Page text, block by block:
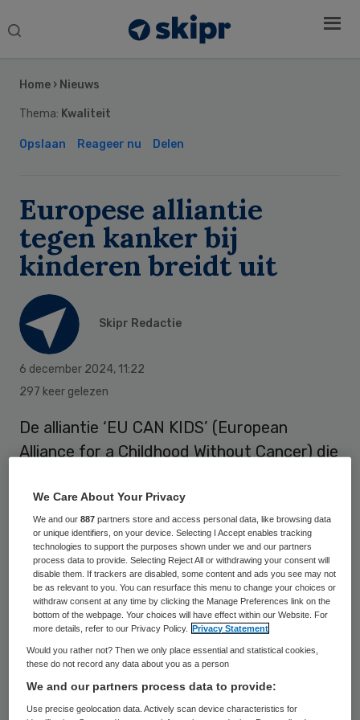
Search
Home › Nieuws
Thema: Kwaliteit
Opslaan Reageer nu Delen
Europese alliantie
tegen kanker bij
kinderen breidt uit
Skipr Redactie
6 december 2024, 11:22
297 keer gelezen
De alliantie ‘EU CAN KIDS’ (European
Alliance for a Childhood Without Cancer) die
2021 sloten, wordt uitgebreid met nog een
Europese partner. Het Institut Curie uit
Parijs sloot zich onlangs aan.
Het EU CAN KIDS onderzoekfonds zal
jaarlijks 3 miljoen euro aan financiering
ontvangen. Doel is om een beslissende
kankeronderzoek voor kinderen om
Sidebar
We Care About Your Privacy
We and our887 partners store and access personal data, like browsing data
or unique identifiers, on your device. Selecting I Accept enables tracking
technologies to support the purposes shown under we and our partners
process data to provide. Selecting Reject All or withdrawing your consent will
disable them. If trackers are disabled, some content and ads you see may not
be as relevant to you. You can resurface this menu to change your choices or
withdraw consent at any time by clicking the Manage Preferences link on the
bottom of the webpage. Your choices will have effect within our Website. For
more details, refer to our Privacy Policy.
Privacy Statement
Would you rather not? Then we only place essential and statistical cookies,
these do not record any data about you as a person
We and our partners process data to provide:
Use precise geolocation data. Actively scan device characteristics for